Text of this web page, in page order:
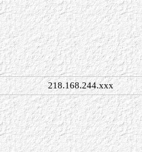
218.168.244.xxx